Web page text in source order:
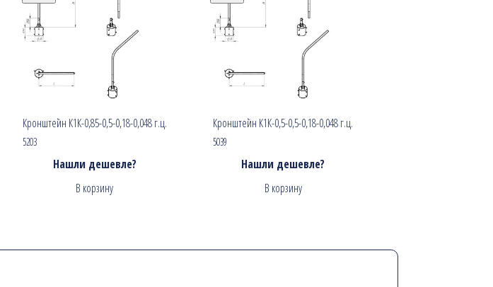
Кронштейн К1К-0,85-0,5-0,18-0,048 г.ц.
5203
Нашли дешевле?
В корзину
Кронштейн К1К-0,5-0,5-0,18-0,048 г.ц.
5039
Нашли дешевле?
В корзину